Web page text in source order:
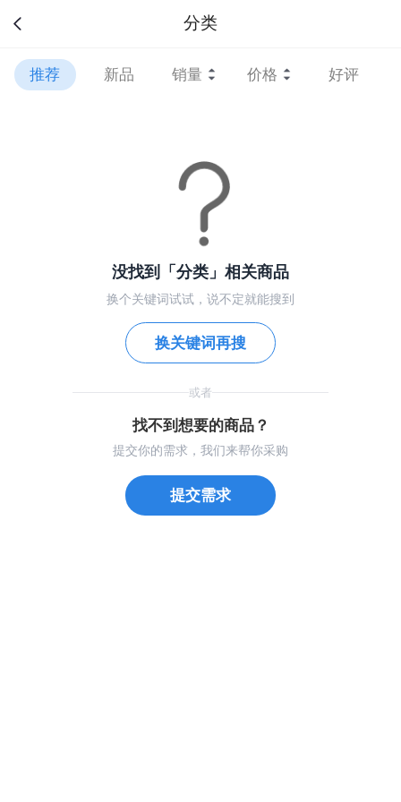
分类
推荐 新品 销量 价格 好评
没找到「分类」相关商品
换个关键词试试，说不定就能搜到
换关键词再搜
或者
找不到想要的商品？
提交你的需求，我们来帮你采购
提交需求